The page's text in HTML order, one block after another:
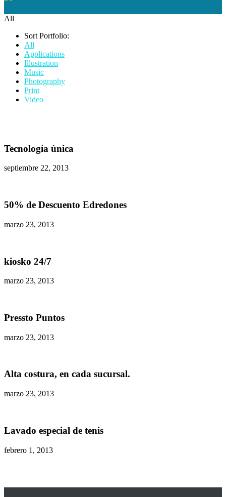
All
Sort Portfolio:
All
Applications
Illustration
Music
Photography
Print
Video
Tecnología única
septiembre 22, 2013
50% de Descuento Edredones
marzo 23, 2013
kiosko 24/7
marzo 23, 2013
Pressto Puntos
marzo 23, 2013
Alta costura, en cada sucursal.
marzo 23, 2013
Lavado especial de tenis
febrero 1, 2013